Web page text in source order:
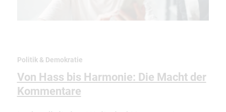
Politik & Demokratie
Von Hass bis Harmonie: Die Macht der
Kommentare